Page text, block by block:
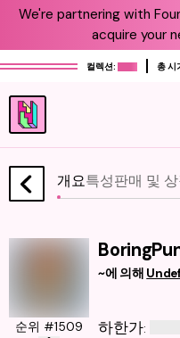
We're partnering with
acquire your
컬렉션: 총 시
개요특성판매 및
~에 의해
순위 #1509 하한가: